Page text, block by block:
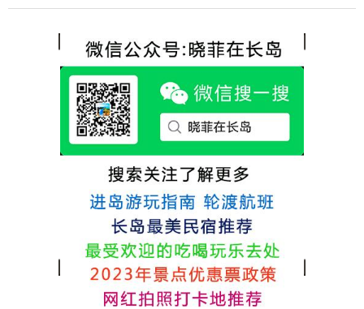
各不相同，可以根据自己的喜好选择。非常
热情，能根据我提出的需求来安排房间，这
点很好。
选择津岸民宿，实际体验客房很干净，饭菜
很好，每顿饭也不重样的，海鲜确实是非常
的新鲜呢，另外值得一提的是，他家的海菜
包子非常好吃。 其实长岛可选的酒店、民宿
各不相同，可以根据自己的喜好选择。非常
推荐津岸民宿，关键是老板娘晓菲很细心、
热情，能根据我提出的需求来安排房间，这
点很好。